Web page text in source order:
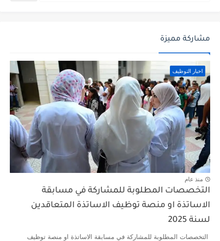
مشاركة مميزة
اخبار التوظيف
منذ عام
التخصصات المطلوبة للمشاركة في مسابقة
الاساتذة او منصة توظيف الاساتذة المتعاقدين
لسنة 2025
التخصصات المطلوبة للمشاركة في مسابقة الاساتذة او منصة توظيف